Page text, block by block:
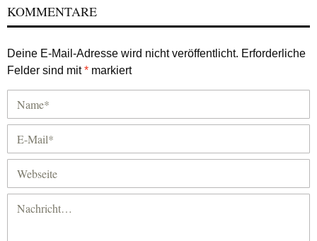
KOMMENTARE
Deine E-Mail-Adresse wird nicht veröffentlicht. Erforderliche
Felder sind mit* markiert